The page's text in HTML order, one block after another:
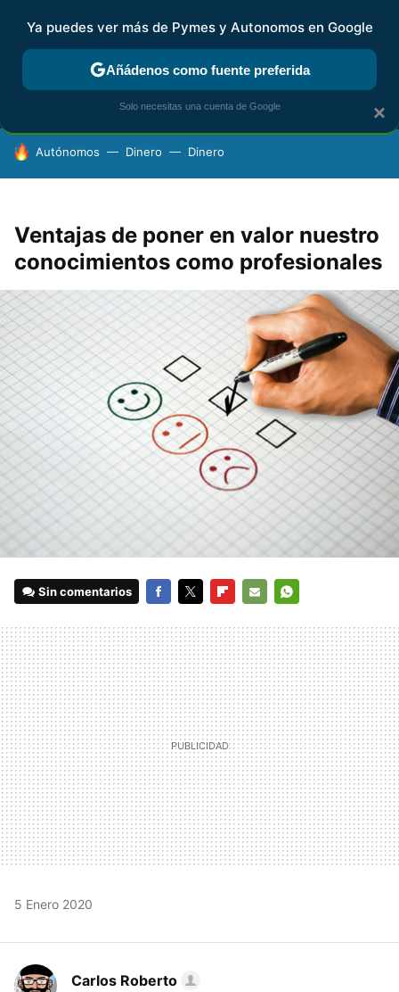
MENÚ NUEVO
FISCALIDAD Y CONTABILIDAD KIT DIGITAL
HOY SE HABLA DE
Autónomos Dinero Dinero
Ventajas de poner en valor nuestro
conocimientos como profesionales
Sin comentarios
MAIL
5 Enero 2020
Carlos Roberto
×
Ya puedes ver más de Pymes y Autonomos en Google
Añádenos como fuente preferida
Solo necesitas una cuenta de Google